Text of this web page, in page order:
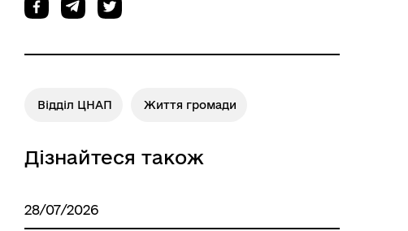
Відділ ЦНАП Життя громади
Дізнайтеся також
28/07/2026